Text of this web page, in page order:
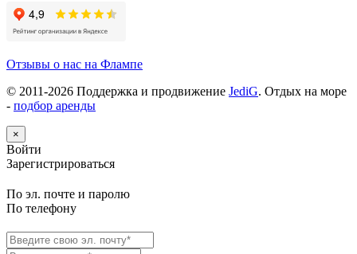
Отзывы о нас на Флампе
© 2011-2026 Поддержка и продвижение JediG. Отдых на море
- подбор аренды
×
Войти
Зарегистрироваться
По эл. почте и паролю
По телефону